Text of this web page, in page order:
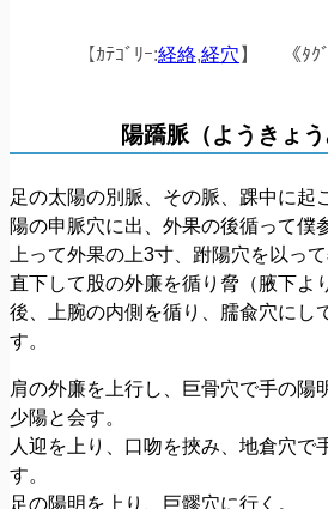
【ｶﾃｺﾞﾘｰ:経絡,経穴 】 《ﾀｸ
陽蹻脈（ようきょう
足の太陽の別脈、その脈、踝中に起
陽の申脈穴に出、外果の後循って僕
上って外果の上3寸、跗陽穴を以って
直下して股の外廉を循り脅（腋下よ
後、上腕の内側を循り、臑兪穴にし
す。
肩の外廉を上行し、巨骨穴で手の陽
少陽と会す。
人迎を上り、口吻を挾み、地倉穴で
す。
足の陽明を上り、巨髎穴に行く。